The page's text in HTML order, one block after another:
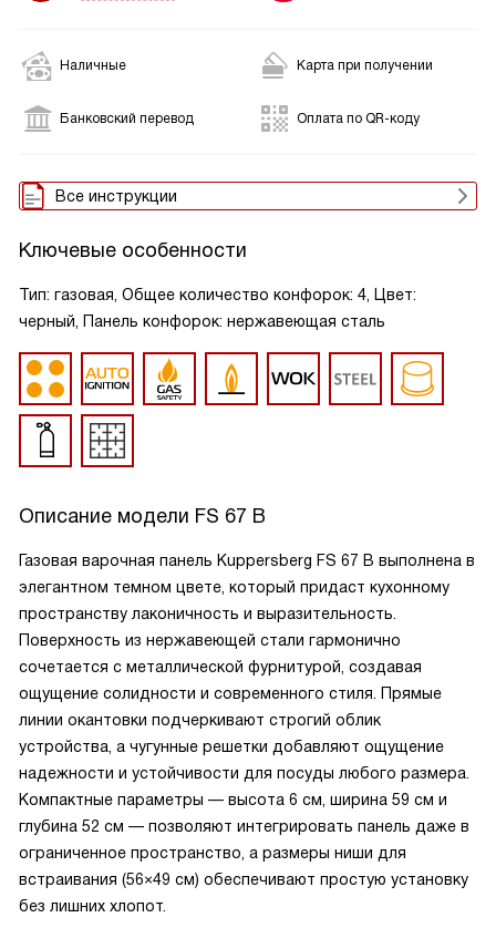
Наличные Карта при получении
Банковский перевод Оплата по QR-коду
Все инструкции
Ключевые особенности
Тип: газовая, Общее количество конфорок: 4, Цвет:
черный, Панель конфорок: нержавеющая сталь
Описание модели FS 67 B
Газовая варочная панель Kuppersberg FS 67 B выполнена в
элегантном темном цвете, который придаст кухонному
пространству лаконичность и выразительность.
Поверхность из нержавеющей стали гармонично
сочетается с металлической фурнитурой, создавая
ощущение солидности и современного стиля. Прямые
линии окантовки подчеркивают строгий облик
устройства, а чугунные решетки добавляют ощущение
надежности и устойчивости для посуды любого размера.
Компактные параметры — высота 6 см, ширина 59 см и
глубина 52 см — позволяют интегрировать панель даже в
ограниченное пространство, а размеры ниши для
встраивания (56×49 см) обеспечивают простую установку
без лишних хлопот.